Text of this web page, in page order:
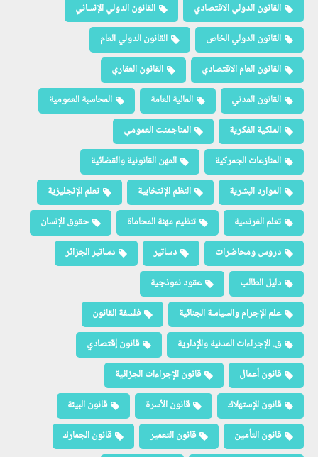
القانون الدولي الاقتصادي
القانون الدولي الإنساني
القانون الدولي الخاص
القانون الدولي العام
القانون العام الاقتصادي
القانون العقاري
القانون المدني
المالية العامة
المحاسبة العمومية
الملكية الفكرية
المناجمنت العمومي
المنازعات الجمركية
المهن القانونية والقضائية
الموارد البشرية
النظم الإنتخابية
تعلم الإنجليزية
تعلم الفرنسية
تنظيم مهنة المحاماة
حقوق الإنسان
دروس ومحاضرات
دساتير
دساتير الجزائر
دليل الطالب
عقود نموذجية
علم الإجرام والسياسة الجنائية
فلسفة القانون
ق. الإجراءات المدنية والإدارية
قانون إقتصادي
قانون أعمال
قانون الإجراءات الجزائية
قانون الإستهلاك
قانون الأسرة
قانون البيئة
قانون التأمين
قانون التعمير
قانون الجمارك